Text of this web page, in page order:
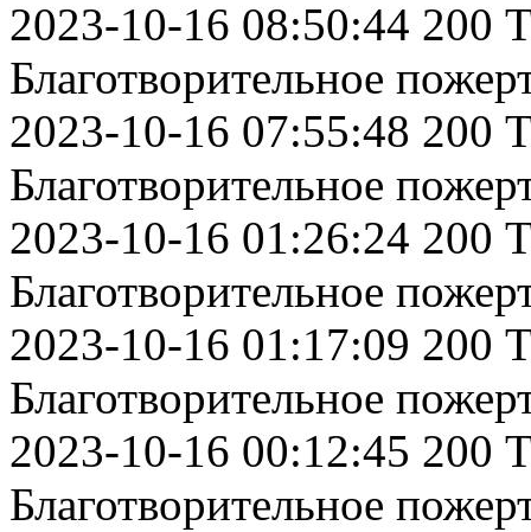
2023-10-16 08:50:44 200
Благотворительное
2023-10-16 07:55:48 200
Благотворительное
2023-10-16 01:26:24 200
Благотворительное
2023-10-16 01:17:09 200
Благотворительное
2023-10-16 00:12:45 200
Благотворительное